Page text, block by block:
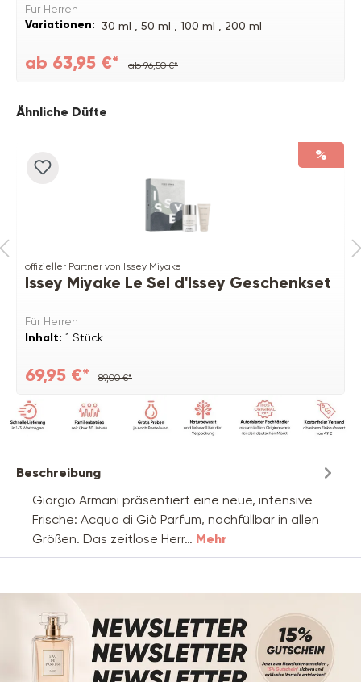
Für Herren
Variationen: 30 ml , 50 ml , 100 ml , 200 ml
ab 63,95 €* ab 96,50 €*
Produktgalerie überspringen
Ähnliche Düfte
%
offizieller Partner von Issey Miyake
Issey Miyake Le Sel d'Issey Geschenkset
Für Herren
Inhalt: 1 Stück
69,95 €* 89,00 €*
Beschreibung
Giorgio Armani präsentiert eine neue, intensive
Frische: Acqua di Giò Parfum, nachfüllbar in allen
Größen. Das zeitlose Herr… Mehr